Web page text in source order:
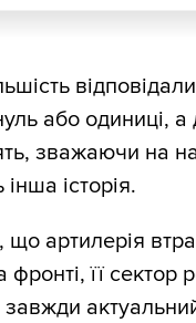
або одиниці,
зважаючи на
історія.
артилерія
фронті, її сектор
завжди